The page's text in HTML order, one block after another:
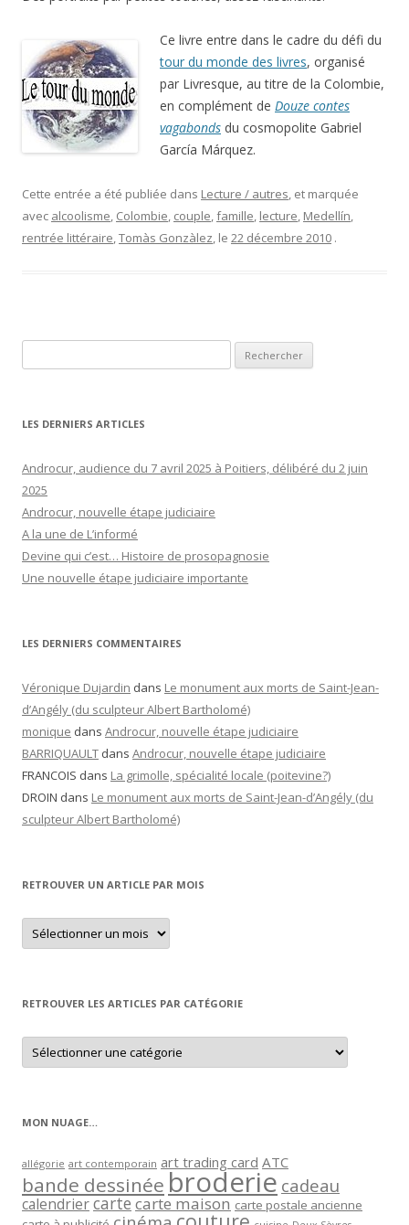
Ce livre entre dans le cadre du défi du
tour du monde des livres, organisé
par Livresque, au titre de la Colombie,
en complément de Douze contes
vagabonds du cosmopolite Gabriel
García Márquez.
Cette entrée a été publiée dans Lecture / autres, et marquée
avec alcoolisme, Colombie, couple,famille, lecture, Medellín,
rentrée littéraire,Tomàs Gonzàlez, le 22 décembre 2010 .
LES DERNIERS ARTICLES
Androcur, audience du 7 avril 2025 à Poitiers, délibéré du 2 juin
2025
Androcur, nouvelle étape judiciaire
A la une de L’informé
Devine qui c’est… Histoire de prosopagnosie
Une nouvelle étape judiciaire importante
LES DERNIERS COMMENTAIRES
Véronique Dujardin dans Le monument aux morts de Saint-Jean-
d’Angély (du sculpteur Albert Bartholomé)
monique dans Androcur, nouvelle étape judiciaire
BARRIQUAULT dans Androcur, nouvelle étape judiciaire
FRANCOIS dans La grimolle, spécialité locale (poitevine?)
DROIN dans Le monument aux morts de Saint-Jean-d’Angély (du
sculpteur Albert Bartholomé)
RETROUVER UN ARTICLE PAR MOIS
Retrouver
un
article
RETROUVER LES ARTICLES PAR CATÉGORIE
Retrouver
les
articles
MON NUAGE…
allégorie art contemporain art trading card ATC
bande dessinée broderie cadeau
calendriercartecarte maison carte postale ancienne